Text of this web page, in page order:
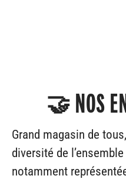
🤝 NOS
Grand magasin de
diversité de
notamment